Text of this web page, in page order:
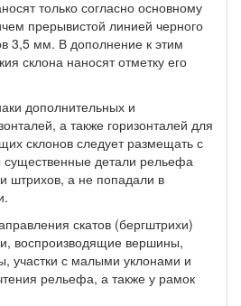
только согласно основному
прерывистой линией черного
3,5 мм. В дополнение к этим
склона наносят отметку его
дополнительных и
а также горизонталей для
склонов следует размещать с
существенные детали рельефа
штрихов, а не попадали в
скатов (бергштрихи)
воспроизводящие вершины,
участки с малыми уклонами и
рельефа, а также у рамок